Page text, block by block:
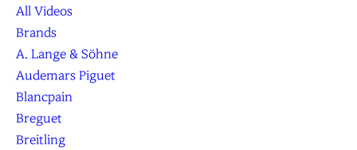
All Videos
Brands
A. Lange & Söhne
Audemars Piguet
Blancpain
Breguet
Breitling